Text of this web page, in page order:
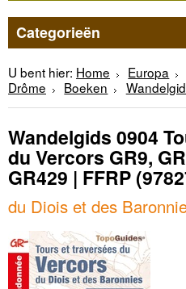
Categorieën
U bent hier: Home Europa
Drôme
Boeken
Wandelgids 0904
du Vercors GR9,
GR429 | FFRP
du Diois et des